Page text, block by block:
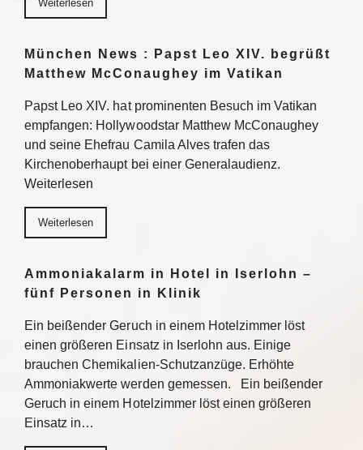
Weiterlesen
München News : Papst Leo XIV. begrüßt
Matthew McConaughey im Vatikan
Papst Leo XIV. hat prominenten Besuch im Vatikan
empfangen: Hollywoodstar Matthew McConaughey
und seine Ehefrau Camila Alves trafen das
Kirchenoberhaupt bei einer Generalaudienz.
Weiterlesen
Weiterlesen
Ammoniakalarm in Hotel in Iserlohn –
fünf Personen in Klinik
Ein beißender Geruch in einem Hotelzimmer löst
einen größeren Einsatz in Iserlohn aus. Einige
brauchen Chemikalien-Schutzanzüge. Erhöhte
Ammoniakwerte werden gemessen. Ein beißender
Geruch in einem Hotelzimmer löst einen größeren
Einsatz in…